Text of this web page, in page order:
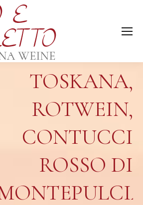
TOSKANA,
ROTWEIN,
CONTUCCI
ROSSO DI